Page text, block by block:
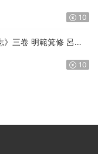
10
三卷 明範箕修 呂柟
10